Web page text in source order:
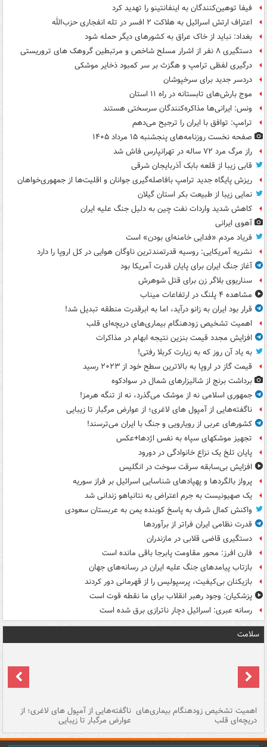
فیفا توهین‌کنندگان به اینفانتینو را تهدید کرد
اعتراف ارتش اسرائیل به هلاکت ۲ افسر در تله انفجاری حزب‌الله
بغداد: نباید از خاک عراق به کشورهای دیگر حمله شود
دستگیری ۸ نفر از اشرار مسلح شاخص و مرتبطین گروهک های تروریستی
درگیری لفظی ترامپ و هگزث بر سر کمبود ذخایر موشکی
دردسر جدید برای سرخپوشان
موج بارش‌های تابستانه در راه ۱۱ استان
ونس: ایرانی‌ها مذاکره‌کنندگان سرسختی هستند
ترامپ: توافق با ایران را ترجیح می‌دهم
صفحه نخست روزنامه‌های پنجشنبه ۱۵ مرداد ۱۴۰۵
راز مرگ مرد ۷۲ ساله در تهرانپارس فاش شد
قابی زیبا از قلعه بابک آذربایجان شرقی
ریزش پایگاه جدید ترامپ بافاصله‌گیری جوانان و اقلیت‌ها از جمهوری‌خواهان
نمایی زیبا از طبیعت بکر استان گیلان
کاهش شدید واردات نفت چین به دلیل جنگ علیه ایران
آهوی ایرانی
فریاد مردم «فدایی خامنه‌ای بودن» است
نشریه آمریکایی: روسیه قدرتمندترین ناوگان هوایی در کل اروپا را دارد
آغاز جنگ ایران برای پایان قدرت آمریکا بود
سناریوی بلاگر زن برای قتل شوهرش
مشاهده ۴ پلنگ در ارتفاعات میناب
قرار بود ایران به زانو درآید، اما به ابرقدرت منطقه تبدیل شد!
اهمیت تشخیص زودهنگام بیماری‌های دریچه‌ای قلب
افزایش مجدد قیمت بنزین نتیجه ابهام در مذاکرات
به یاد آن روز که به زیارت کربلا رفتی!
قیمت گاز در اروپا به بالاترین سطح خود از ۲۰۲۳ رسید
برداشت برنج از شالیزارهای شمال در سوادکوه
جمهوری اسلامی نه از موشک می‌گذرد، نه از تنگه هرمز!
ناگفته‌هایی از آمپول های لاغری؛ از عوارض مرگبار تا زیبایی
کشورهای عربی از رویارویی و جنگ با ایران می‌ترسند!
تجهیز موشکهای سپاه به نفس اژدها+عکس
پایان تلخ یک نزاع خانوادگی در دورود
افزایش بی‌سابقه سرقت سوخت در انگلیس
پرواز بالگردها و پهپادهای شناسایی اسرائیل بر فراز سوریه
یک صهیونیست به جرم اعتراض به نتانیاهو زندانی شد
واکنش کمال شرف به پاسخ کوبنده یمن به عربستان سعودی
قدرت نظامی ایران فراتر از برآوردها
دستگیری قاضی قلابی در مازندران
فارن افرز: محور مقاومت پابرجا باقی مانده است
بازتاب پیامدهای جنگ علیه ایران در رسانه‌های جهان
بازیکنان بی‌کیفیت، پرسپولیس را از قهرمانی دور کردند
پزشکیان: وجود رهبر انقلاب برای ما نقطه قوت است
رسانه عبری: اسرائیل دچار ناترازی برق شده است
سلامت
اهمیت تشخیص زودهنگام بیماری‌های
دریچه‌ای قلب
ناگفته‌هایی از آمپول های لاغری؛ از
عوارض مرگبار تا زیبایی